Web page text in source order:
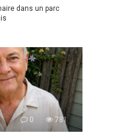
dans un parc
0 781